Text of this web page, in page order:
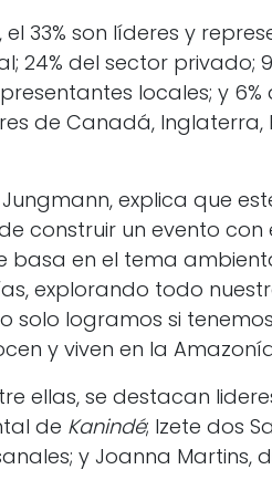
33% son líderes y
24% del sector privado;
locales; y 6%
de Canadá, Inglaterra,
explica que
construir un evento con
basa en el tema
explorando todo
solo logramos si
y viven en la
ellas, se destacan
de Kanindé; Izete dos
y Joanna Martins,